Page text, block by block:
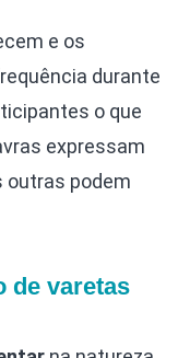
e os
durante
o que
expressam
outras podem
de varetas